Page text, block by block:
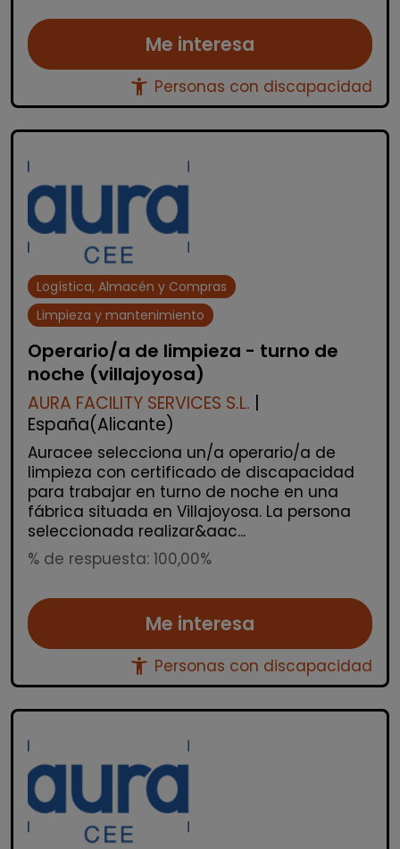
Me interesa
accessibility_new Personas con discapacidad
Logística, Almacén y Compras
Limpieza y mantenimiento
Operario/a de limpieza - turno de
noche (villajoyosa)
AURA FACILITY SERVICES S.L. |
España(Alicante)
Auracee selecciona un/a operario/a de
limpieza con certificado de discapacidad
para trabajar en turno de noche en una
fábrica situada en Villajoyosa. La persona
seleccionada realizar&aac...
% de respuesta: 100,00%
Me interesa
accessibility_new Personas con discapacidad